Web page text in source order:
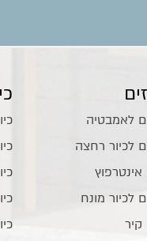
לאמבטיה
לכיור רחצה
אינטרפוץ
לכיור מונח
קיר